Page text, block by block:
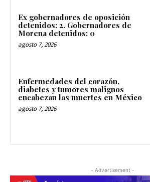
Ex gobernadores de oposición
detenidos: 2. Gobernadores de
Morena detenidos: 0
agosto 7, 2026
Enfermedades del corazón,
diabetes y tumores malignos
encabezan las muertes en México
agosto 7, 2026
- Advertisement -